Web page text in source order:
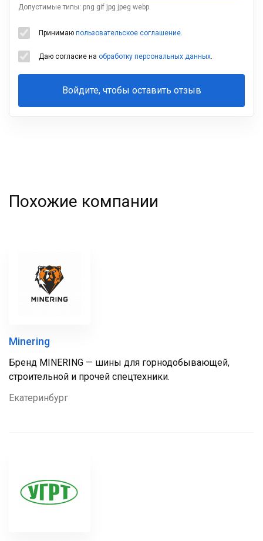
Допустимые типы: png gif jpg jpeg webp.
Принимаю пользовательское соглашение.
Даю согласие на обработку персональных данных.
Войдите, чтобы оставить отзыв
Ваша
Похожие компании
Minering
Бренд MINERING — шины для горнодобывающей,
строительной и прочей спецтехники.
Екатеринбург